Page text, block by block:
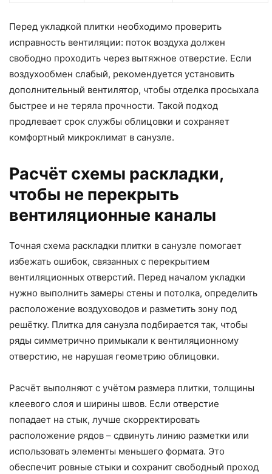
Перед укладкой плитки необходимо проверить
исправность вентиляции: поток воздуха должен
свободно проходить через вытяжное отверстие. Если
воздухообмен слабый, рекомендуется установить
дополнительный вентилятор, чтобы отделка просыхала
быстрее и не теряла прочности. Такой подход
продлевает срок службы облицовки и сохраняет
комфортный микроклимат в санузле.
Расчёт схемы раскладки,
чтобы не перекрыть
вентиляционные каналы
Точная схема раскладки плитки в санузле помогает
избежать ошибок, связанных с перекрытием
вентиляционных отверстий. Перед началом укладки
нужно выполнить замеры стены и потолка, определить
расположение воздуховодов и разметить зону под
решётку. Плитка для санузла подбирается так, чтобы
ряды симметрично примыкали к вентиляционному
отверстию, не нарушая геометрию облицовки.
Расчёт выполняют с учётом размера плитки, толщины
клеевого слоя и ширины швов. Если отверстие
попадает на стык, лучше скорректировать
расположение рядов – сдвинуть линию разметки или
использовать элементы меньшего формата. Это
обеспечит ровные стыки и сохранит свободный проход